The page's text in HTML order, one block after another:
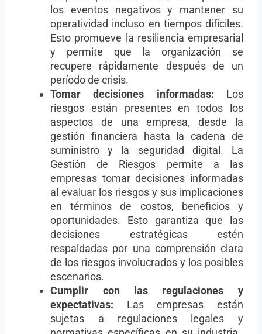
los eventos negativos y mantener su
operatividad incluso en tiempos difíciles.
Esto promueve la resiliencia empresarial
y permite que la organización se
recupere rápidamente después de un
período de crisis.
Tomar decisiones informadas: Los
riesgos están presentes en todos los
aspectos de una empresa, desde la
gestión financiera hasta la cadena de
suministro y la seguridad digital. La
Gestión de Riesgos permite a las
empresas tomar decisiones informadas
al evaluar los riesgos y sus implicaciones
en términos de costos, beneficios y
oportunidades. Esto garantiza que las
decisiones estratégicas estén
respaldadas por una comprensión clara
de los riesgos involucrados y los posibles
escenarios.
Cumplir con las regulaciones y
expectativas: Las empresas están
sujetas a regulaciones legales y